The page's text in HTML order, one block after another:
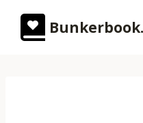
содержимому